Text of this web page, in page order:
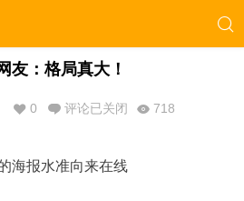
友：格局真大！
0 评论已关闭 718
海报水准向来在线